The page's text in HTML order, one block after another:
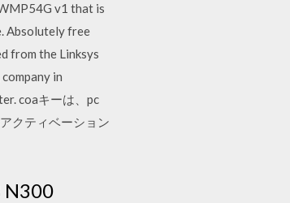
v1 that is
Absolutely free
from the Linksys
in
coaキーは、pc
クティベーション
N300